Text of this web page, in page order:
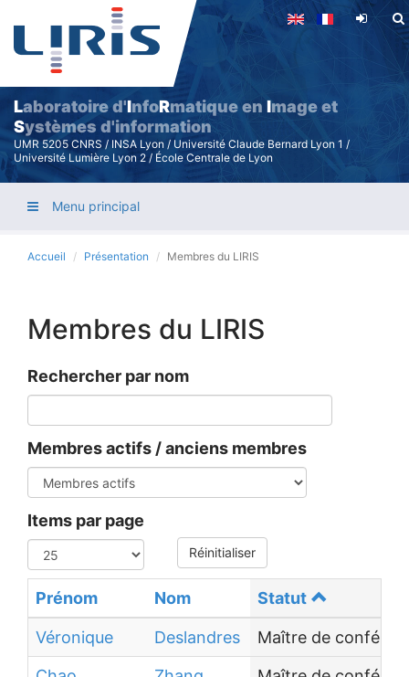
Aller
principal
Laboratoire d'InfoRmatique en Image et
Systèmes d'information
UMR 5205 CNRS / INSA Lyon / Université Claude Bernard Lyon 1 /
Université Lumière Lyon 2 / École Centrale de Lyon
Menu principal
Accueil Présentation Membres du LIRIS
Membres du LIRIS
Rechercher par nom
Membres actifs / anciens membres
Items par page
Réinitialiser
Prénom Nom Statut
Véronique Deslandres
Maître de